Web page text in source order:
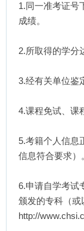
1.同一准考证号
成绩。
2.所取得的学分
3.经有关单位鉴
4.课程免试、课
5.考籍个人信息
信息符合要求）
6.申请自学考试
颁发的专科（或
http://